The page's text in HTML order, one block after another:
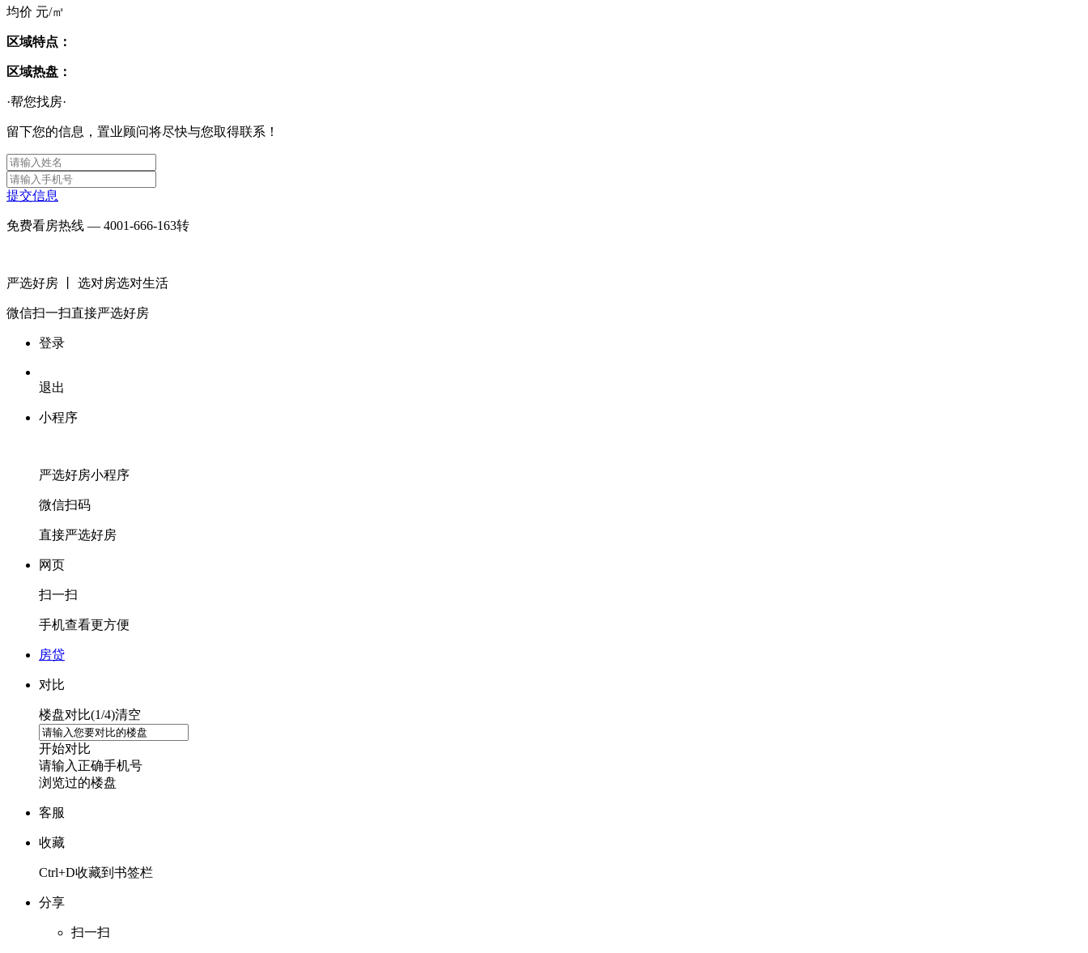
均价 元/㎡
区域特点：
区域热盘：
·帮您找房·
留下您的信息，置业顾问将尽快与您取得联系！
提交信息
免费看房热线 — 4001-666-163转
严选好房 丨 选对房选对生活
微信扫一扫直接严选好房
登录
退出
小程序
严选好房小程序
微信扫码
直接严选好房
网页
扫一扫
手机查看更方便
房贷
对比
楼盘对比(1/4)清空
开始对比
请输入正确手机号
浏览过的楼盘
客服
收藏
Ctrl+D收藏到书签栏
分享
扫一扫